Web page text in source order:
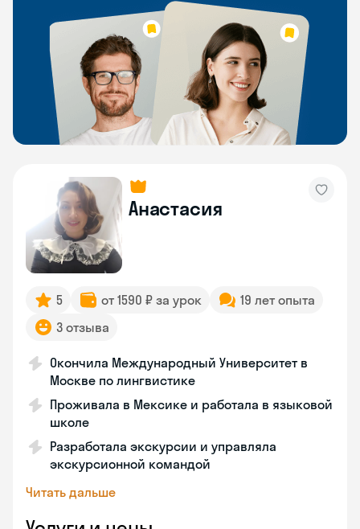
Анастасия
5 от 1590 ₽ за урок
19 лет опыта
3 отзыва
Окончила Международный Университет в
Москве по лингвистике
Проживала в Мексике и работала в языковой
школе
Разработала экскурсии и управляла
экскурсионной командой
Читать дальше